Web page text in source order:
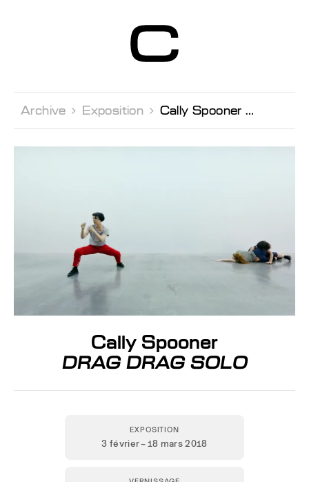
Contemporain
Genève
Archive  Exposition  Cally Spooner
Cally Spooner
DRAG DRAG SOLO
EXPOSITION
3 février – 18 mars 2018